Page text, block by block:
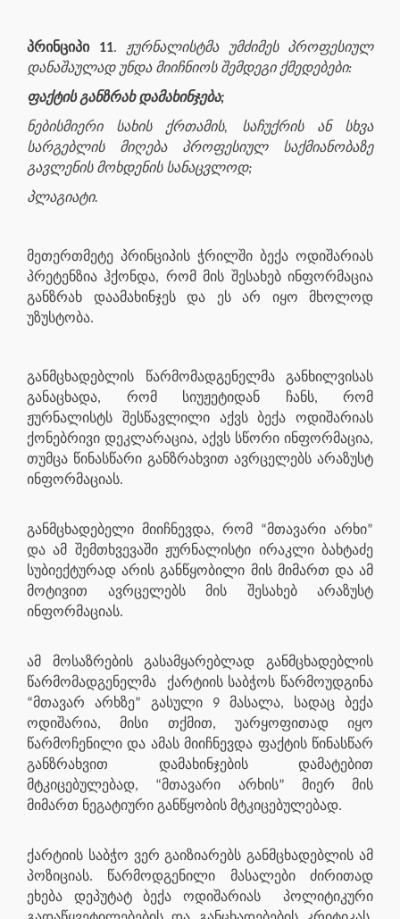
პრინციპი 11. ჟურნალისტმა უმძიმეს პროფესიულ
დანაშაულად უნდა მიიჩნიოს შემდეგი ქმედებები:
ფაქტის განზრახ დამახინჯება;
ნებისმიერი სახის ქრთამის, საჩუქრის ან სხვა
სარგებლის მიღება პროფესიულ საქმიანობაზე
გავლენის მოხდენის სანაცვლოდ;
პლაგიატი.
მეთერთმეტე პრინციპის ჭრილში ბექა ოდიშარიას
პრეტენზია ჰქონდა, რომ მის შესახებ ინფორმაცია
განზრახ დაამახინჯეს და ეს არ იყო მხოლოდ
უზუსტობა.
განმცხადებლის წარმომადგენელმა განხილვისას
განაცხადა, რომ სიუჟეტიდან ჩანს, რომ
ჟურნალისტს შესწავლილი აქვს ბექა ოდიშარიას
ქონებრივი დეკლარაცია, აქვს სწორი ინფორმაცია,
თუმცა წინასწარი განზრახვით ავრცელებს არაზუსტ
ინფორმაციას.
განმცხადებელი მიიჩნევდა, რომ “მთავარი არხი”
და ამ შემთხვევაში ჟურნალისტი ირაკლი ბახტაძე
სუბიექტურად არის განწყობილი მის მიმართ და ამ
მოტივით ავრცელებს მის შესახებ არაზუსტ
ინფორმაციას.
ამ მოსაზრების გასამყარებლად განმცხადებლის
წარმომადგენელმა
ქარტიის საბჭოს წარმოუდგინა
“მთავარ არხზე” გასული 9 მასალა, სადაც ბექა
ოდიშარია, მისი თქმით, უარყოფითად იყო
წარმოჩენილი და ამას მიიჩნევდა ფაქტის წინასწარ
განზრახვით დამახინჯების დამატებით
მტკიცებულებად, “მთავარი არხის” მიერ მის
მიმართ ნეგატიური განწყობის მტკიცებულებად.
ქარტიის საბჭო ვერ გაიზიარებს განმცხადებლის ამ
პოზიციას. წარმოდგენილი მასალები ძირითად
ეხება დეპუტატ ბექა ოდიშარიას
პოლიტიკური